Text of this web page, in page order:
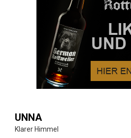
UNNA
Klarer Himmel